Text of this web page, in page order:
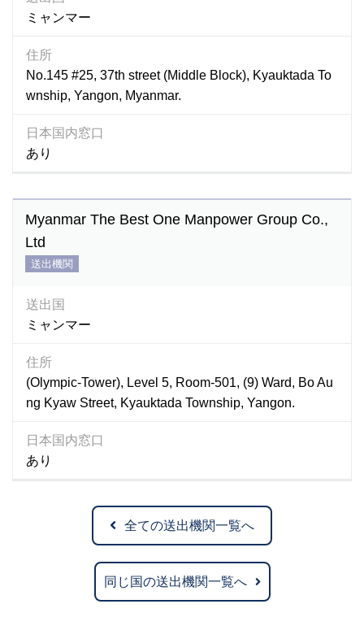
ミャンマー
住所
No.145 #25, 37th street (Middle Block), Kyauktada To
wnship, Yangon, Myanmar.
日本国内窓口
あり
Myanmar The Best One Manpower Group Co.,
Ltd
送出機関
送出国
ミャンマー
住所
(Olympic-Tower), Level 5, Room-501, (9) Ward, Bo Au
ng Kyaw Street, Kyauktada Township, Yangon.
日本国内窓口
あり
全ての送出機関一覧へ
同じ国の送出機関一覧へ